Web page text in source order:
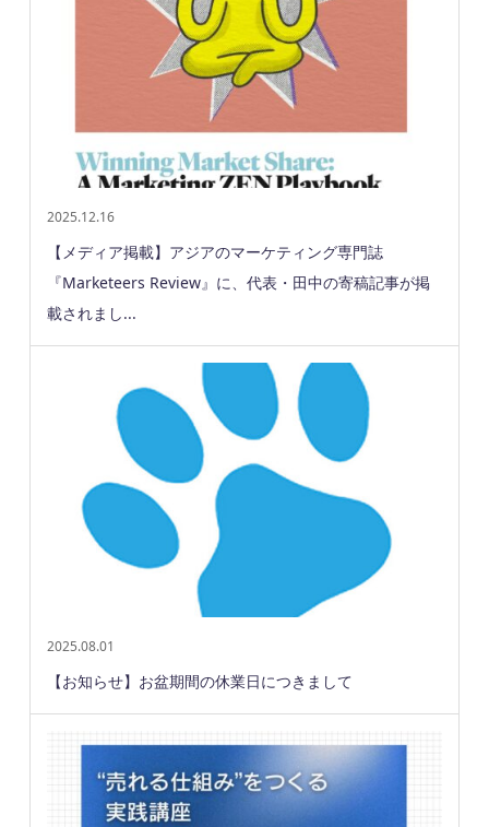
2025.12.16
【メディア掲載】アジアのマーケティング専門誌
『Marketeers Review』に、代表・田中の寄稿記事が掲
載されまし...
2025.08.01
【お知らせ】お盆期間の休業日につきまして